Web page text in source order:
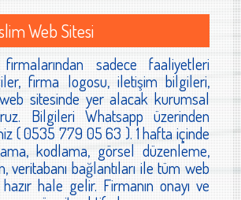
Web Sitesi
sadece faaliyetleri
firma logosu, iletişim bilgileri,
sitesinde yer alacak kurumsal
Bilgileri Whatsapp üzerinden
( 0535 779 05 63 ). 1 hafta içinde
kodlama, görsel düzenleme,
veritabanı bağlantıları ile tüm web
hale gelir. Firmanın onayı ve